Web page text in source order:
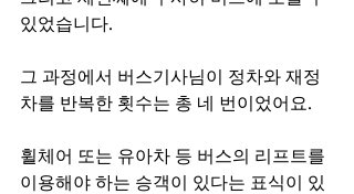
있었습니다.
그 과정에서 버스기사님이 정차와 재정
차를 반복한 횟수는 총 네 번이었어요.
휠체어 또는 유아차 등 버스의 리프트를
이용해야 하는 승객이 있다는 표식이 있